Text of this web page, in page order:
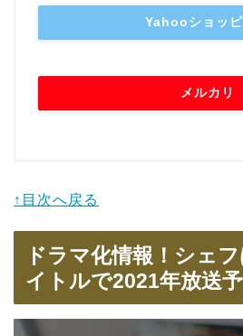
Yahooショッ
メルカリ
↑目次へ戻る
ドラマ化情報！シェ
イトルで2021年放送